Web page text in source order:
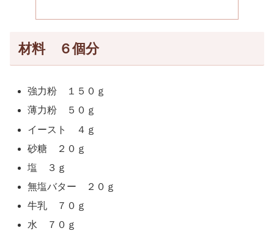
材料 ６個分
強力粉 １５０ｇ
薄力粉 ５０ｇ
イースト ４ｇ
砂糖 ２０ｇ
塩 ３ｇ
無塩バター ２０ｇ
牛乳 ７０ｇ
水 ７０ｇ